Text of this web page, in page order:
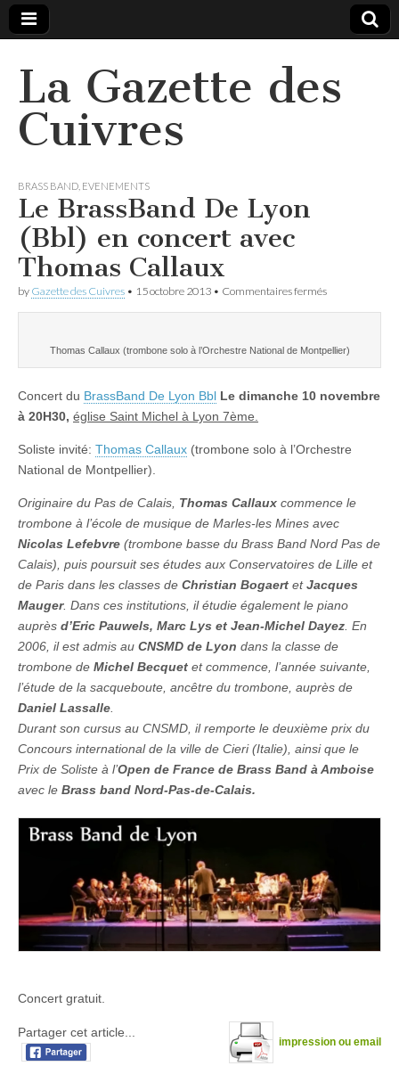
La Gazette des
Cuivres
BRASS BAND EVENEMENTS
Le BrassBand De Lyon
(Bbl) en concert avec
Thomas Callaux
by Gazette des Cuivres • 15 octobre 2013 • Commentaires ferméssur
Lyon
avec
Thomas Callaux (trombone solo à l’Orchestre National de Montpellier)
Concert du BrassBand De Lyon Bbl Le dimanche 10 novembre
à 20H30, église Saint Michel à Lyon 7ème.
Soliste invité: Thomas Callaux (trombone solo à l’Orchestre
National de Montpellier).
Originaire du Pas de Calais, Thomas Callaux commence le
trombone à l’école de musique de Marles-les Mines avec
Nicolas Lefebvre (trombone basse du Brass Band Nord Pas de
Calais), puis poursuit ses études aux Conservatoires de Lille et
de Paris dans les classes de Christian Bogaert etJacques
Mauger. Dans ces institutions, il étudie également le piano
auprès d’Eric Pauwels, Marc Lys et Jean-Michel Dayez . En
2006, il est admis au CNSMD de Lyon dans la classe de
trombone de Michel Becquet et commence, l’année suivante,
l’étude de la sacqueboute, ancêtre du trombone, auprès de
Daniel Lassalle
Durant son cursus au CNSMD, il remporte le deuxième prix du
Concours international de la ville de Cieri (Italie), ainsi que le
Prix de Soliste à l’Open de France de Brass Band à Amboise
avec le Brass band Nord-Pas-de-Calais.
Concert gratuit.
impression ou email
Partager cet article...